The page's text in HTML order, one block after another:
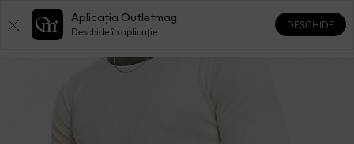
0 0
Aplicația Outletmag
Deschide în aplicație
DESCHIDE